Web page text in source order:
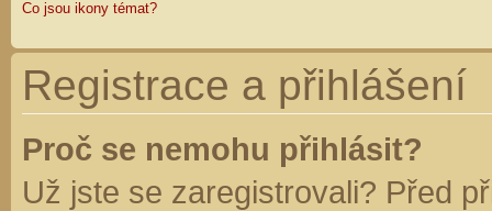
Co jsou ikony témat?
Registrace a přihlášení
Proč se nemohu přihlásit?
Už jste se zaregistrovali? Před